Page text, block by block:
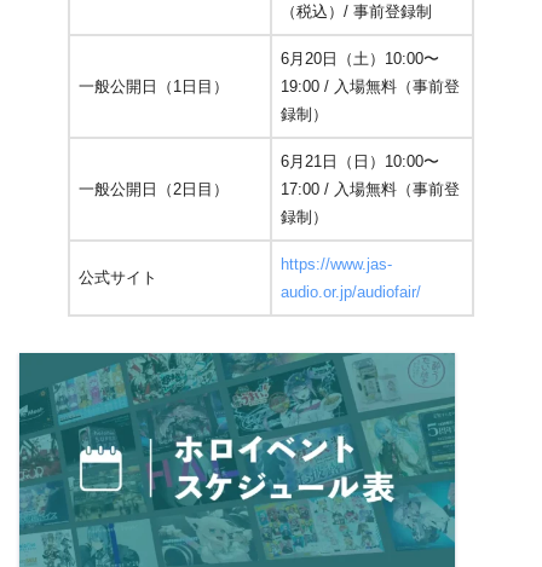
（税込）/ 事前登録制
一般公開日（1日目）
6月20日（土）10:00〜
19:00 / 入場無料（事前登
録制）
一般公開日（2日目）
6月21日（日）10:00〜
17:00 / 入場無料（事前登
録制）
公式サイト
https://www.jas-
audio.or.jp/audiofair/